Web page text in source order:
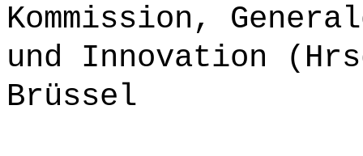
Kommission,
und Innovation
Brüssel